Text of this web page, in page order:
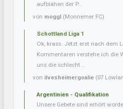
aufblähen der P...
von moggl (Monnemer FC)
Schottland Liga 1
Ok, krass. Jetzt erst nach dem
Kommentaren verstehe ich die
uns die schlecht...
von ilvesheimergoalie (07
Argentinien - Qualifikation
Unsere Gebete sind erhört